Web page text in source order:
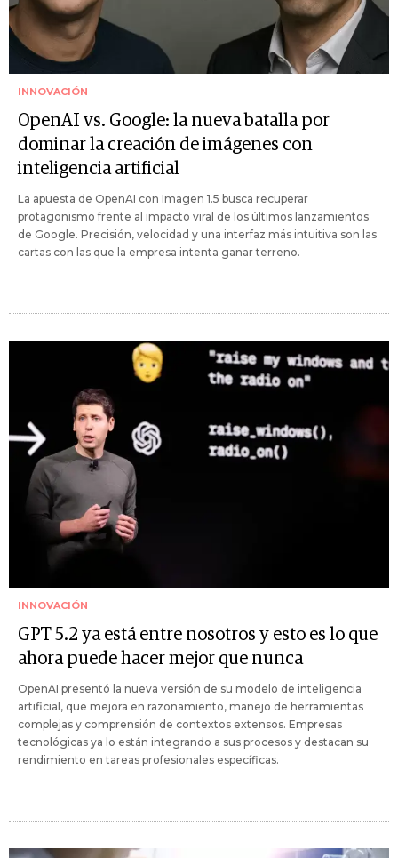
INNOVACIÓN
OpenAI vs. Google: la nueva batalla por
dominar la creación de imágenes con
inteligencia artificial
La apuesta de OpenAI con Imagen 1.5 busca recuperar
protagonismo frente al impacto viral de los últimos lanzamientos
de Google. Precisión, velocidad y una interfaz más intuitiva son las
cartas con las que la empresa intenta ganar terreno.
INNOVACIÓN
GPT 5.2 ya está entre nosotros y esto es lo que
ahora puede hacer mejor que nunca
OpenAI presentó la nueva versión de su modelo de inteligencia
artificial, que mejora en razonamiento, manejo de herramientas
complejas y comprensión de contextos extensos. Empresas
tecnológicas ya lo están integrando a sus procesos y destacan su
rendimiento en tareas profesionales específicas.